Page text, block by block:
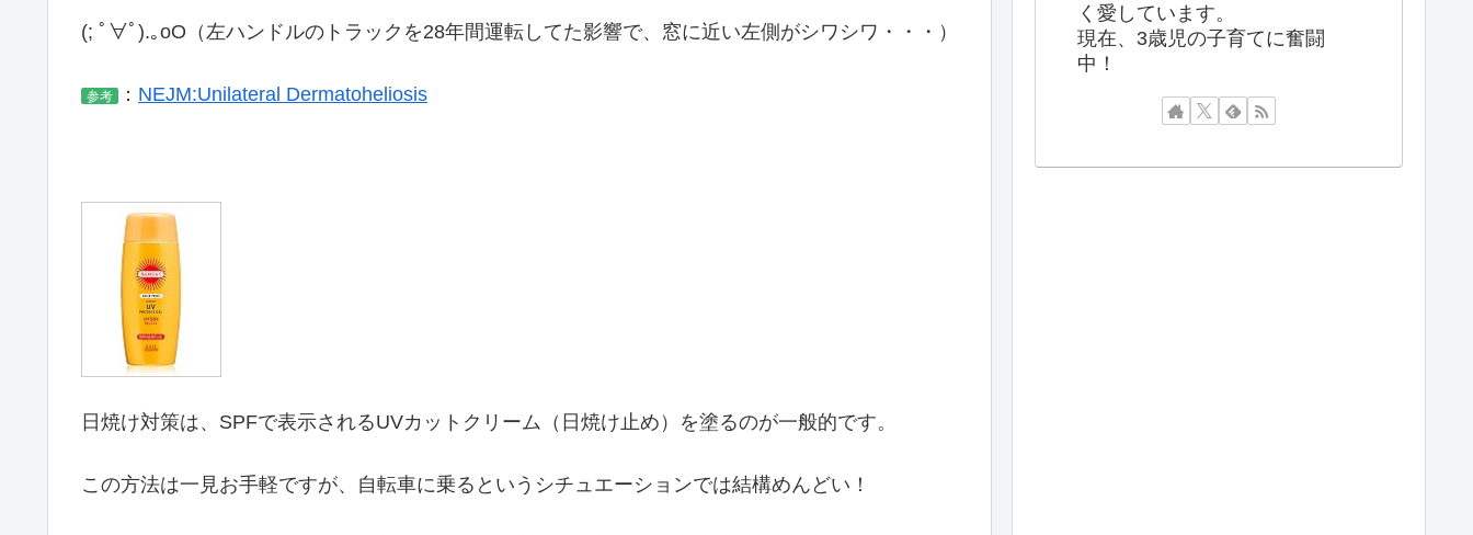
(; ﾟ∀ﾟ).｡oO（左ハンドルのトラックを28年間運転してた影響で、窓に近い左側がシワシワ・・・）
参考 ： NEJM:Unilateral Dermatoheliosis
日焼け対策は、SPFで表示されるUVカットクリーム（日焼け止め）を塗るのが一般的です。
この方法は一見お手軽ですが、自転車に乗るというシチュエーションでは結構めんどい！
く愛しています。
現在、3歳児の子育てに奮闘
中！